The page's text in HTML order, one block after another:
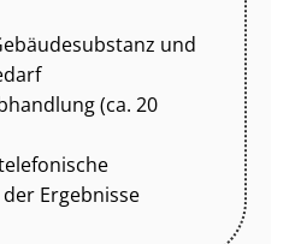
und
(ca. 20
Ergebnisse